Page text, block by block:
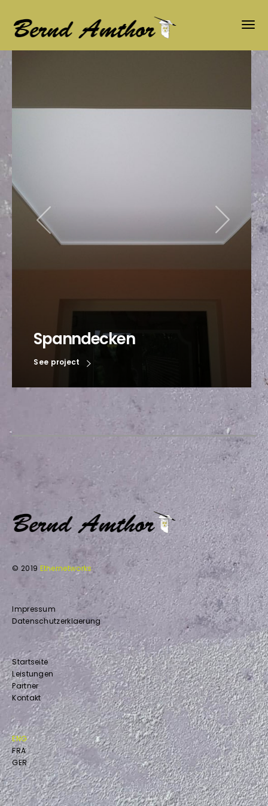
Spanndecken
See project
© 2019 Ethernetworks
Impressum
Datenschutzerklaerung
Startseite
Leistungen
Partner
Kontakt
ENG
FRA
GER